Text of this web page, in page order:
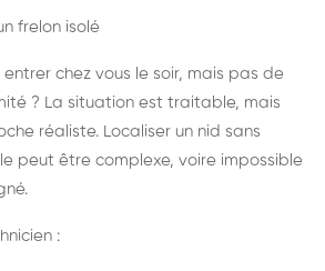
frelon isolé
entrer chez vous le soir, mais pas de
? La situation est traitable, mais
réaliste. Localiser un nid sans
peut être complexe, voire impossible
: